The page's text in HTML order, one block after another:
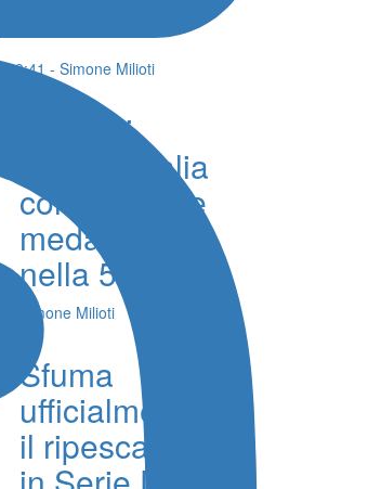
19:41 - Simone Milioti
Europei
Nuoto, l’Italia
conquista tre
medaglie
nella 5 km
Simone Milioti
Sfuma
ufficialmente
il ripescaggio